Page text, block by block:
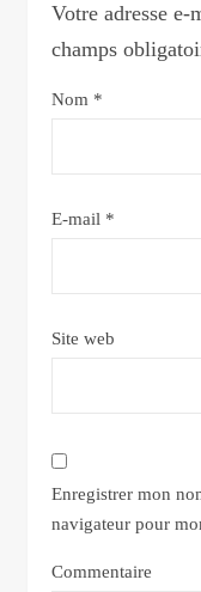
Votre adresse e-
champs
Nom *
E-mail *
Site web
Enregistrer mon
navigateur pour
Commentaire